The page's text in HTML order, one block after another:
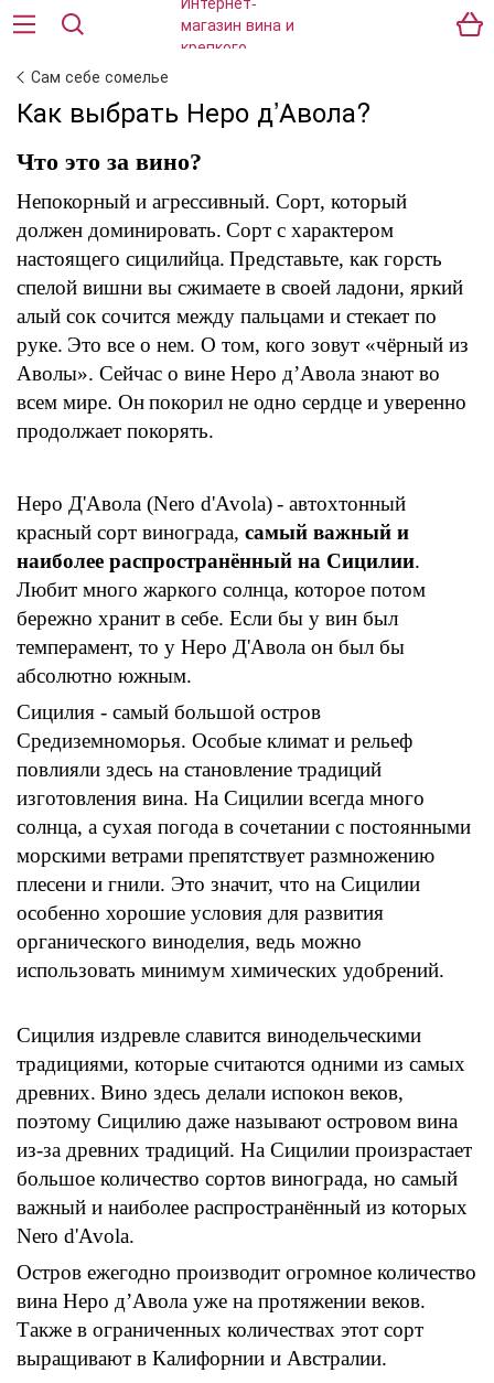
Сам себе сомелье
Как выбрать Неро д’Авола?
Что это за вино?
Непокорный и агрессивный. Сорт, который
должен доминировать. Сорт с характером
настоящего сицилийца. Представьте, как горсть
спелой вишни вы сжимаете в своей ладони, яркий
алый сок сочится между пальцами и стекает по
руке. Это все о нем. О том, кого зовут «чёрный из
Аволы». Сейчас о вине Неро д’Авола знают во
всем мире. Онпокорил не одно сердце и уверенно
продолжает покорять.
Неро Д'Авола (Nero d'Avola)- автохтонный
красный сорт винограда, самый важный и
наиболее распространённый на Сицилии.
Любит много жаркого солнца, которое потом
бережно хранит в себе. Если бы у вин был
темперамент, то у Неро Д'Авола он был бы
абсолютно южным.
Сицилия - самый большой остров
Средиземноморья. Особые климат и рельеф
повлияли здесь на становление традиций
изготовления вина. На Сицилии всегда много
солнца, а сухая погода в сочетании с постоянными
морскими ветрами препятствует размножению
плесени и гнили. Это значит, что на Сицилии
особенно хорошие условия для развития
органического виноделия, ведь можно
использовать минимум химических удобрений.
Сицилия издревле славится винодельческими
традициями, которые считаются одними из самых
древних. Вино здесь делали испокон веков,
поэтому Сицилию даже называют островом вина
из-за древних традиций. На Сицилии произрастает
большое количество сортов винограда, но самый
важный и наиболее распространённый из которых
Nero d'Avola.
Остров ежегодно производит огромное количество
вина Неро д’Авола уже на протяжении веков.
Также в ограниченных количествах этот сорт
выращивают в Калифорнии и Австралии.